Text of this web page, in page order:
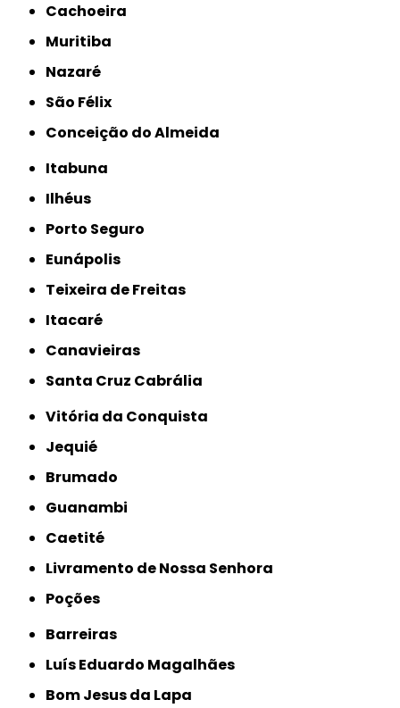
Cachoeira
Muritiba
Nazaré
São Félix
Conceição do Almeida
Itabuna
Ilhéus
Porto Seguro
Eunápolis
Teixeira de Freitas
Itacaré
Canavieiras
Santa Cruz Cabrália
Vitória da Conquista
Jequié
Brumado
Guanambi
Caetité
Livramento de Nossa Senhora
Poções
Barreiras
Luís Eduardo Magalhães
Bom Jesus da Lapa